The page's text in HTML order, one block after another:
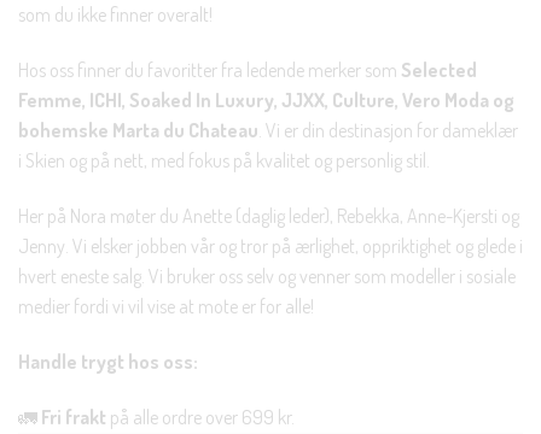
som du ikke finner overalt!
Hos oss finner du favoritter fra ledende merker som Selected
Femme, ICHI, Soaked In Luxury, JJXX, Culture, Vero Moda og
bohemske Marta du Chateau. Vi er din destinasjon for dameklær
i Skien og på nett, med fokus på kvalitet og personlig stil.
Her på Nora møter du Anette (daglig leder), Rebekka, Anne-Kjersti og
Jenny. Vi elsker jobben vår og tror på ærlighet, oppriktighet og glede i
hvert eneste salg. Vi bruker oss selv og venner som modeller i sosiale
medier fordi vi vil vise at mote er for alle!
Handle trygt hos oss:
🚛 Fri frakt på alle ordre over 699 kr.